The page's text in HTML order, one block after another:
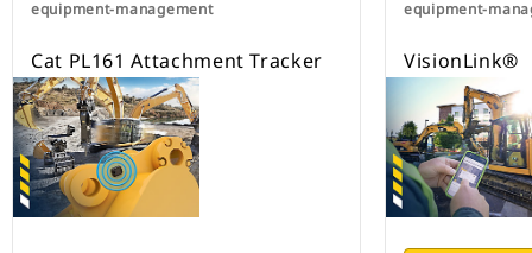
equipment-management
Cat PL161 Attachment Tracker
equipment-
VisionLink®